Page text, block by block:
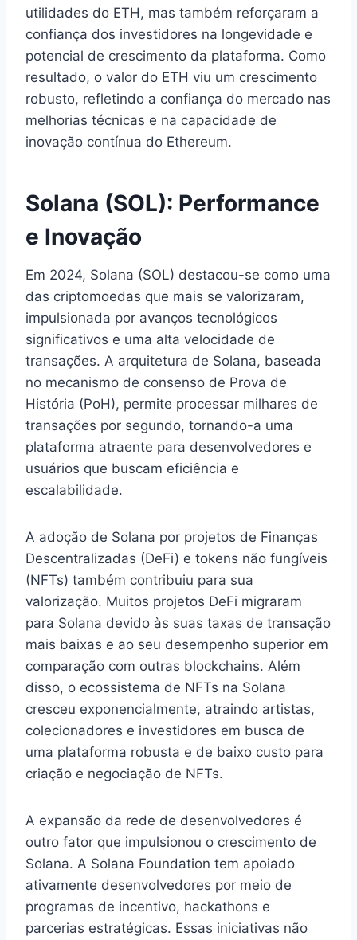
utilidades do ETH, mas também reforçaram a
confiança dos investidores na longevidade e
potencial de crescimento da plataforma. Como
resultado, o valor do ETH viu um crescimento
robusto, refletindo a confiança do mercado nas
melhorias técnicas e na capacidade de
inovação contínua do Ethereum.
Solana (SOL): Performance
e Inovação
Em 2024, Solana (SOL) destacou-se como uma
das criptomoedas que mais se valorizaram,
impulsionada por avanços tecnológicos
significativos e uma alta velocidade de
transações. A arquitetura de Solana, baseada
no mecanismo de consenso de Prova de
História (PoH), permite processar milhares de
transações por segundo, tornando-a uma
plataforma atraente para desenvolvedores e
usuários que buscam eficiência e
escalabilidade.
A adoção de Solana por projetos de Finanças
Descentralizadas (DeFi) e tokens não fungíveis
(NFTs) também contribuiu para sua
valorização. Muitos projetos DeFi migraram
para Solana devido às suas taxas de transação
mais baixas e ao seu desempenho superior em
comparação com outras blockchains. Além
disso, o ecossistema de NFTs na Solana
cresceu exponencialmente, atraindo artistas,
colecionadores e investidores em busca de
uma plataforma robusta e de baixo custo para
criação e negociação de NFTs.
A expansão da rede de desenvolvedores é
outro fator que impulsionou o crescimento de
Solana. A Solana Foundation tem apoiado
ativamente desenvolvedores por meio de
programas de incentivo, hackathons e
parcerias estratégicas. Essas iniciativas não